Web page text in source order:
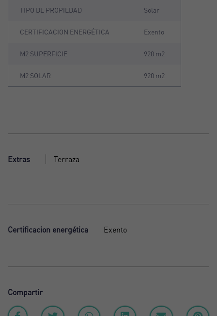
TIPO DE PROPIEDAD Solar
CERTIFICACION ENERGÉTICA Exento
M2 SUPERFICIE 920 m2
M2 SOLAR 920 m2
Extras Terraza
Certificacion energética Exento
Compartir